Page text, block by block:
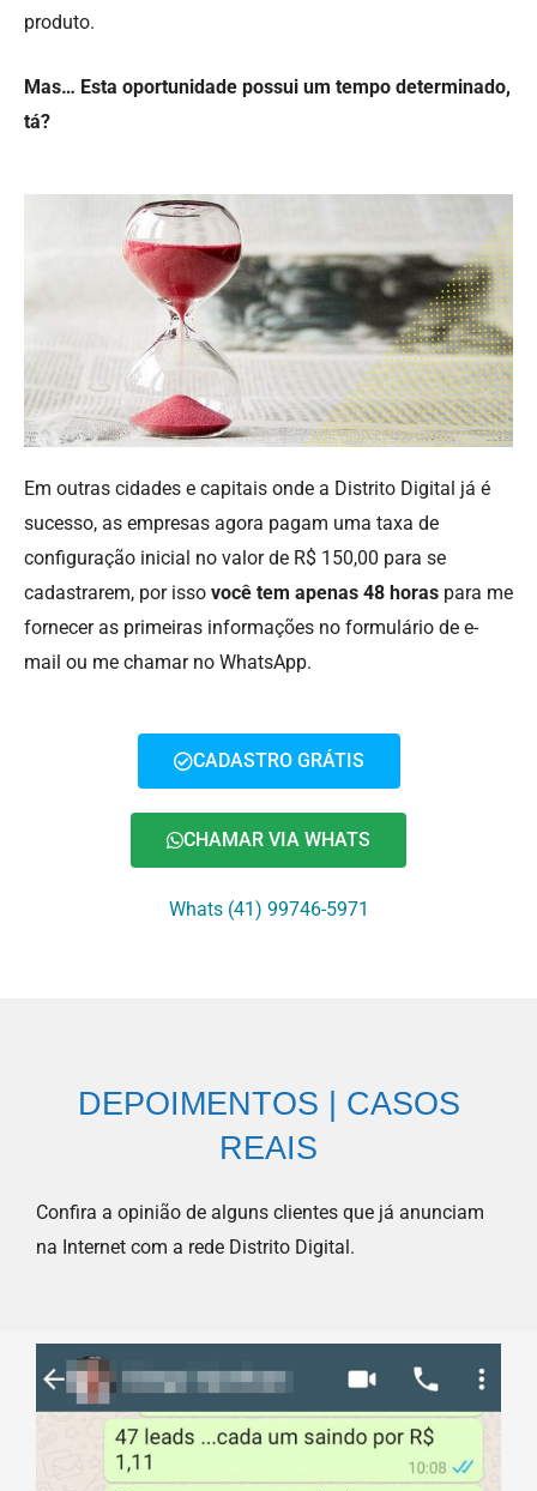
produto.
Mas… Esta oportunidade possui um tempo determinado,
tá?
Em outras cidades e capitais onde a Distrito Digital já é
sucesso, as empresas agora pagam uma taxa de
configuração inicial no valor de R$ 150,00 para se
cadastrarem, por isso você tem apenas 48 horas para me
fornecer as primeiras informações no formulário de e-
mail ou me chamar no WhatsApp.
CADASTRO GRÁTIS
CHAMAR VIA WHATS
Whats (41) 99746-5971
DEPOIMENTOS | CASOS
REAIS
Confira a opinião de alguns clientes que já anunciam
na Internet com a rede Distrito Digital.